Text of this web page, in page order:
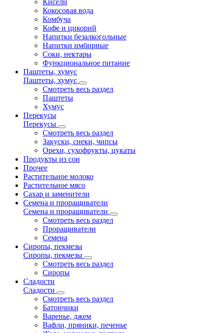
Кисели
Кокосовая вода
Комбуча
Кофе и цикорий
Напитки безалкогольные
Напитки имбирные
Соки, нектары
Функциональное питание
Паштеты, хумус
Паштеты, хумус
Смотреть весь раздел
Паштеты
Хумус
Перекусы
Перекусы
Смотреть весь раздел
Закуски, снеки, чипсы
Орехи, сухофрукты, цукаты
Продукты из сои
Прочее
Растительное молоко
Растительное мясо
Сахар и заменители
Семена и проращиватели
Семена и проращиватели
Смотреть весь раздел
Проращиватели
Семена
Сиропы, пекмезы
Сиропы, пекмезы
Смотреть весь раздел
Сиропы
Сладости
Сладости
Смотреть весь раздел
Батончики
Варенье, джем
Вафли, пряники, печенье